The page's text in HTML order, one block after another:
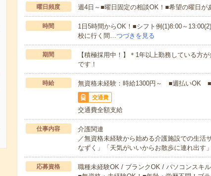
曜日頻度 週4日～■曜日固定の相談OK！■希望の曜日が
時間
1日5時間からOK！■シフト例(1)8:00～
校に行く間…つづきを見る
期間
【積極採用中！】＊1年以上勤務している方
です！
時給 無資格未経験：時給1300円～ ■週払いOK
交通費
交通費全額支給
仕事内容
介護関連
／無資格未経験から始める介護施設での生活
なずく」「天気がいいからお散歩に連れ出す
応募資格
職種未経験OK / ブランクOK / パソコンスキ